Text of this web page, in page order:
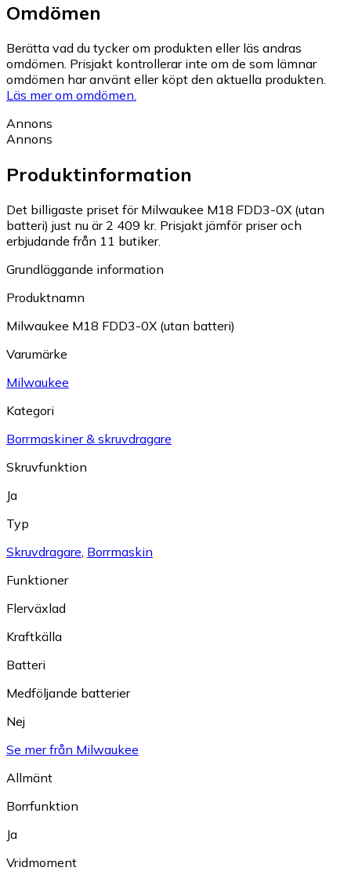
Omdömen
Berätta vad du tycker om produkten eller läs andras
omdömen. Prisjakt kontrollerar inte om de som lämnar
omdömen har använt eller köpt den aktuella produkten.
Läs mer om omdömen.
Annons
Annons
Produktinformation
Det billigaste priset för Milwaukee M18 FDD3-0X (utan
batteri) just nu är 2 409 kr. Prisjakt jämför priser och
erbjudande från 11 butiker.
Grundläggande information
Produktnamn
Milwaukee M18 FDD3-0X (utan batteri)
Varumärke
Milwaukee
Kategori
Borrmaskiner & skruvdragare
Skruvfunktion
Ja
Typ
Skruvdragare, Borrmaskin
Funktioner
Flerväxlad
Kraftkälla
Batteri
Medföljande batterier
Nej
Se mer från Milwaukee
Allmänt
Borrfunktion
Ja
Vridmoment